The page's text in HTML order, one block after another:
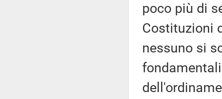
poco più di
Costituzioni
nessuno si